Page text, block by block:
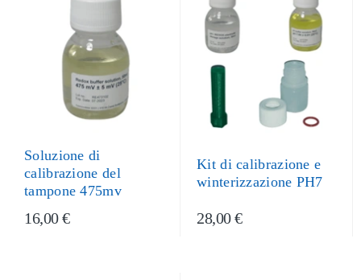
Soluzione di
calibrazione del
tampone 475mv
16,00 €
Kit di calibrazione e
winterizzazione PH7
28,00 €